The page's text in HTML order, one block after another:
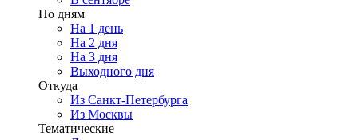
По дням
На 1 день
На 2 дня
На 3 дня
Выходного дня
Откуда
Из Санкт-Петербурга
Из Москвы
Тематические